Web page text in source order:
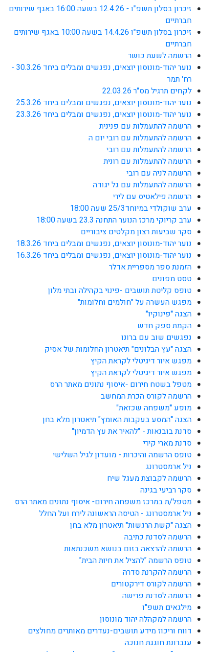
זיכרון בסלון תשפ"ו - 12.4.26 בשעה 16:00 באגף שירותים
חברתיים
זיכרון בסלון תשפ"ו 14.4.26 בשעה 10:00 באגף שירותים
חברתיים
הרשמה לשעת כושר
נוער יהוד-מונוסון יוצאים, נפגשים ומבלים ביחד 30.3.26 -
רח' תמר
לקחים תרגיל מס"ר 22.03.26
נוער יהוד-מונוסון יוצאים, נפגשים ומבלים ביחד 25.3.26
נוער יהוד-מונוסון יוצאים, נפגשים ומבלים ביחד 23.3.26
הרשמה להתעמלות עם פנינית
הרשמה להתעמלות עם רובי יום ה
הרשמה להתעמלות עם רובי
הרשמה להתעמלות עם רונית
הרשמה לניה עם רובי
הרשמה להתעמלות עם גל יגודה
הרשמה פילאטיס עם לירי
ערב שוקולדי במיוחד25/3 שעה 18:00
ערב קריוקי מרכז הנוער התחנה 23.3 בשעה 18:00
סקר שביעות רצון מקלטים ציבוריים
נוער יהוד-מונוסון יוצאים, נפגשים ומבלים ביחד 18.3.26
נוער יהוד-מונוסון יוצאים, נפגשים ומבלים ביחד 16.3.26
הזמנת ספר מספריית אדלר
טסט מפונים
טופס קליטת תושבים -פינוי בקהילה ובתי מלון
מפגש העשרה על "חולמים וחלומות"
הצגה "פינוקיו"
הקמת ספק חדש
נפגשים שוב עם ברונו
הצגה "עץ הבלונים" תיאטרון החלומות של אסיק
מפגש איור דיגיטלי לקראת הקיץ
מפגש איור דיגיטלי לקראת הקיץ
מטפל בשטח חירום -איסוף נתונים מאתר הרס
הרשמה לקורס הכרת המחשב
מופע "משפחה שכזאת"
הצגה "המסע בעקבות האומץ" תיאטרון מלא בחן
סדנת בובנאות - "להאיר את עץ הדמיון"
סדנת מארי קירי
טופס הרשמה והיכרות - מועדון לגיל השלישי
ניל ארמסטרונג
הרשמה לקבוצת מעגל שיח
סקר רביעי בגינה
מטפל/ת במרכז משפחה חירום- איסוף נתונים מאתר הרס
ניל ארמסטרונג - הטיסה הראשונה לירח ועל החלל
הצגה "קשת הרגשות" תיאטרון מלא בחן
הרשמה לסדנת כתיבה
הרשמה להרצאה בזום בנושא משכנתאות
טופס הרשמה "להציל את חיות הבית"
הרשמה להקרנת סדרה
הרשמה לקורס דירקטורים
הרשמה לסדנת פרישה
מילגאים תשפ"ו
הרשמה למקהלה יהוד מונוסון
דווח וריכוז מידע תושבים-נעדרים מאותרים מחולצים
ענברונת חוגגת חנוכה